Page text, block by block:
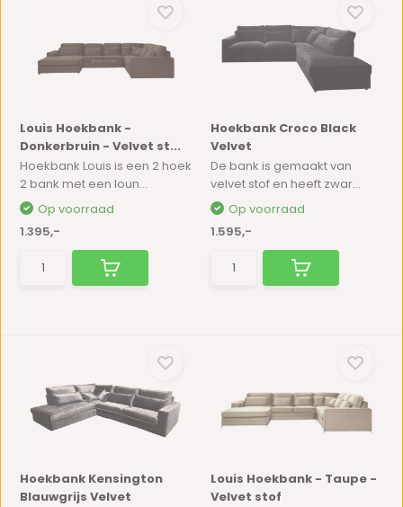
Louis Hoekbank -
Donkerbruin - Velvet st...
Hoekbank Louis is een 2 hoek
2 bank met een loun...
Op voorraad
1.395,-
Hoekbank Croco Black
Velvet
De bank is gemaakt van
velvet stof en heeft zwar...
Op voorraad
1.595,-
Hoekbank Kensington
Blauwgrijs Velvet
Louis Hoekbank - Taupe -
Velvet stof